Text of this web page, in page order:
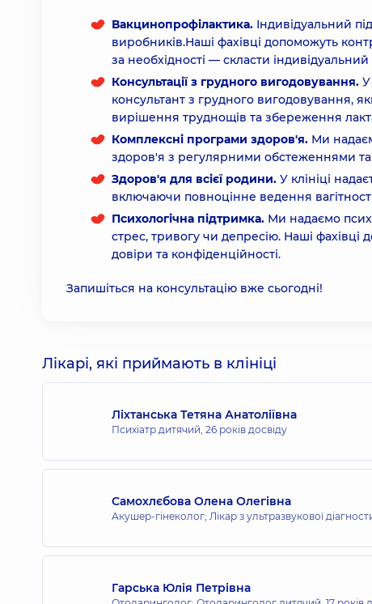
Вакцинопрофілактика. Індивідуальний
виробників.Наші фахівці допоможуть
за необхідності — скласти
Консультації з грудного вигодовування. У
консультант з грудного вигодовування,
вирішення труднощів та збереження
Комплексні програми здоров'я. Ми
здоров'я з регулярними обстеженнями
Здоров'я для всієї родини. У клініці
включаючи повноцінне ведення
Психологічна підтримка. Ми надаємо
стрес, тривогу чи депресію. Наші
довіри та конфіденційності.
Запишіться на консультацію вже сьогодні!
Лікарі, які приймають в клініці
Ліхтанська Тетяна Анатоліївна
Психіатр дитячий, 26 років досвіду
Самохлєбова Олена Олегівна
Акушер-гінеколог; Лікар з ультразвукової
Гарська Юлія Петрівна